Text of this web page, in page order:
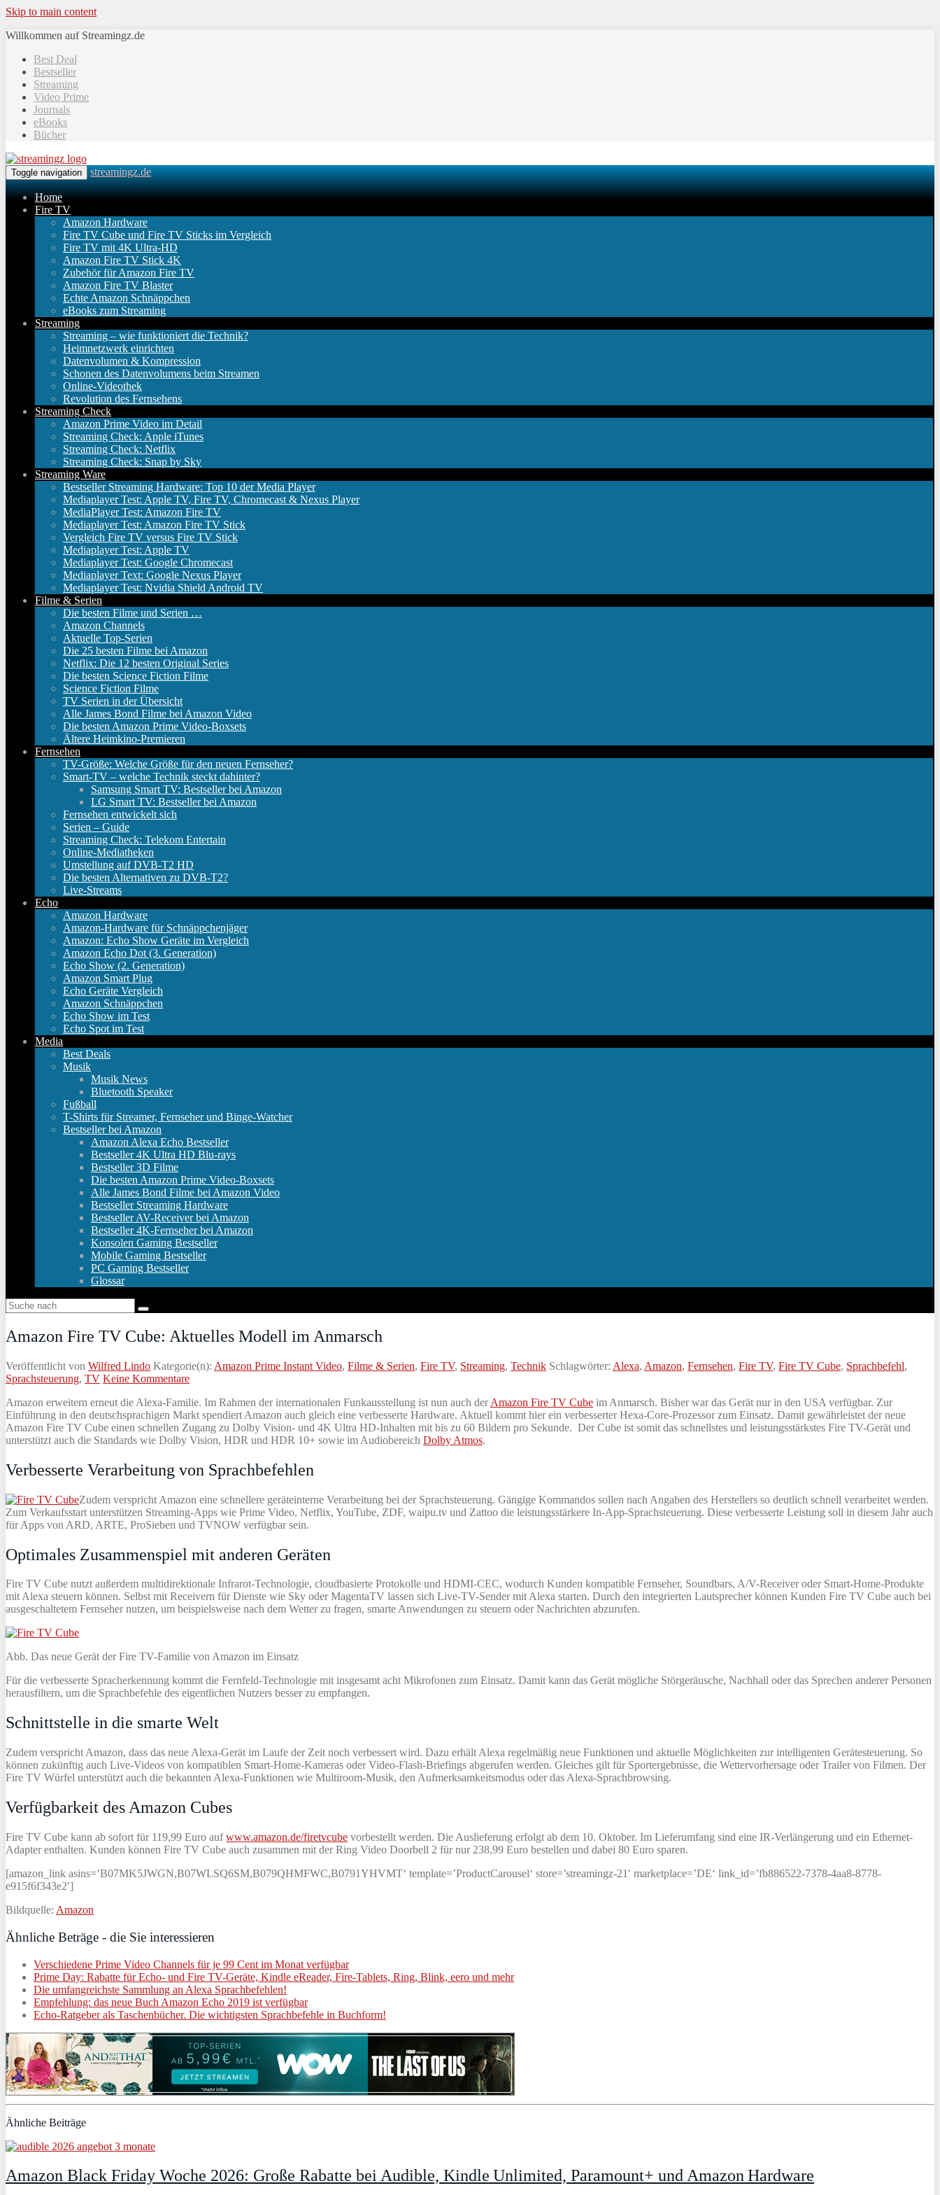
Skip to main content
Willkommen auf Streamingz.de
Best Deal
Bestseller
Streaming
Video Prime
Journals
eBooks
Bücher
Toggle navigation streamingz.de
Home
Fire TV
Amazon Hardware
Fire TV Cube und Fire TV Sticks im Vergleich
Fire TV mit 4K Ultra-HD
Amazon Fire TV Stick 4K
Zubehör für Amazon Fire TV
Amazon Fire TV Blaster
Echte Amazon Schnäppchen
eBooks zum Streaming
Streaming
Streaming – wie funktioniert die Technik?
Heimnetzwerk einrichten
Datenvolumen & Kompression
Schonen des Datenvolumens beim Streamen
Online-Videothek
Revolution des Fernsehens
Streaming Check
Amazon Prime Video im Detail
Streaming Check: Apple iTunes
Streaming Check: Netflix
Streaming Check: Snap by Sky
Streaming Ware
Bestseller Streaming Hardware: Top 10 der Media Player
Mediaplayer Test: Apple TV, Fire TV, Chromecast & Nexus Player
MediaPlayer Test: Amazon Fire TV
Mediaplayer Test: Amazon Fire TV Stick
Vergleich Fire TV versus Fire TV Stick
Mediaplayer Test: Apple TV
Mediaplayer Test: Google Chromecast
Mediaplayer Text: Google Nexus Player
Mediaplayer Test: Nvidia Shield Android TV
Filme & Serien
Die besten Filme und Serien …
Amazon Channels
Aktuelle Top-Serien
Die 25 besten Filme bei Amazon
Netflix: Die 12 besten Original Series
Die besten Science Fiction Filme
Science Fiction Filme
TV Serien in der Übersicht
Alle James Bond Filme bei Amazon Video
Die besten Amazon Prime Video-Boxsets
Ältere Heimkino-Premieren
Fernsehen
TV-Größe: Welche Größe für den neuen Fernseher?
Smart-TV – welche Technik steckt dahinter?
Samsung Smart TV: Bestseller bei Amazon
LG Smart TV: Bestseller bei Amazon
Fernsehen entwickelt sich
Serien – Guide
Streaming Check: Telekom Entertain
Online-Mediatheken
Umstellung auf DVB-T2 HD
Die besten Alternativen zu DVB-T2?
Live-Streams
Echo
Amazon Hardware
Amazon-Hardware für Schnäppchenjäger
Amazon: Echo Show Geräte im Vergleich
Amazon Echo Dot (3. Generation)
Echo Show (2. Generation)
Amazon Smart Plug
Echo Geräte Vergleich
Amazon Schnäppchen
Echo Show im Test
Echo Spot im Test
Media
Best Deals
Musik
Musik News
Bluetooth Speaker
Fußball
T-Shirts für Streamer, Fernseher und Binge-Watcher
Bestseller bei Amazon
Amazon Alexa Echo Bestseller
Bestseller 4K Ultra HD Blu-rays
Bestseller 3D Filme
Die besten Amazon Prime Video-Boxsets
Alle James Bond Filme bei Amazon Video
Bestseller Streaming Hardware
Bestseller AV-Receiver bei Amazon
Bestseller 4K-Fernseher bei Amazon
Konsolen Gaming Bestseller
Mobile Gaming Bestseller
PC Gaming Bestseller
Glossar
Amazon Fire TV Cube: Aktuelles Modell im Anmarsch
Veröffentlicht von Wilfred Lindo Kategorie(n): Amazon Prime Instant Video, Filme & Serien, Fire TV, Streaming, Technik Schlagwörter: Alexa, Amazon, Fernsehen, Fire TV, Fire TV Cube, Sprachbefehl,
Sprachsteuerung, TV Keine Kommentare
Amazon erweitern erneut die Alexa-Familie. Im Rahmen der internationalen Funkausstellung ist nun auch derAmazon Fire TV Cube im Anmarsch. Bisher war das Gerät nur in den USA verfügbar. Zur
Einführung in den deutschsprachigen Markt spendiert Amazon auch gleich eine verbesserte Hardware. Aktuell kommt hier ein verbesserter Hexa-Core-Prozessor zum Einsatz. Damit gewährleistet der neue
Amazon Fire TV Cube einen schnellen Zugang zu Dolby Vision- und 4K Ultra HD-Inhalten mit bis zu 60 Bildern pro Sekunde. Der Cube ist somit das schnellstes und leistungsstärkstes Fire TV-Gerät und
unterstützt auch die Standards wie Dolby Vision, HDR und HDR 10+ sowie im Audiobereich Dolby Atmos.
Verbesserte Verarbeitung von Sprachbefehlen
Zudem verspricht Amazon eine schnellere geräteinterne Verarbeitung bei der Sprachsteuerung. Gängige Kommandos sollen nach Angaben des Herstellers so deutlich schnell verarbeitet werden.
Zum Verkaufsstart unterstützen Streaming-Apps wie Prime Video, Netflix, YouTube, ZDF, waipu.tv und Zattoo die leistungsstärkere In-App-Sprachsteuerung. Diese verbesserte Leistung soll in diesem Jahr auch
für Apps von ARD, ARTE, ProSieben und TVNOW verfügbar sein.
Optimales Zusammenspiel mit anderen Geräten
Fire TV Cube nutzt außerdem multidirektionale Infrarot-Technologie, cloudbasierte Protokolle und HDMI-CEC, wodurch Kunden kompatible Fernseher, Soundbars, A/V-Receiver oder Smart-Home-Produkte
mit Alexa steuern können. Selbst mit Receivern für Dienste wie Sky oder MagentaTV lassen sich Live-TV-Sender mit Alexa starten. Durch den integrierten Lautsprecher können Kunden Fire TV Cube auch bei
ausgeschaltetem Fernseher nutzen, um beispielsweise nach dem Wetter zu fragen, smarte Anwendungen zu steuern oder Nachrichten abzurufen.
Abb. Das neue Gerät der Fire TV-Familie von Amazon im Einsatz
Für die verbesserte Spracherkennung kommt die Fernfeld-Technologie mit insgesamt acht Mikrofonen zum Einsatz. Damit kann das Gerät mögliche Störgeräusche, Nachhall oder das Sprechen anderer Personen
herausfiltern, um die Sprachbefehle des eigentlichen Nutzers besser zu empfangen.
Schnittstelle in die smarte Welt
Zudem verspricht Amazon, dass das neue Alexa-Gerät im Laufe der Zeit noch verbessert wird. Dazu erhält Alexa regelmäßig neue Funktionen und aktuelle Möglichkeiten zur intelligenten Gerätesteuerung. So
können zukünftig auch Live-Videos von kompatiblen Smart-Home-Kameras oder Video-Flash-Briefings abgerufen werden. Gleiches gilt für Sportergebnisse, die Wettervorhersage oder Trailer von Filmen. Der
Fire TV Würfel unterstützt auch die bekannten Alexa-Funktionen wie Multiroom-Musik, den Aufmerksamkeitsmodus oder das Alexa-Sprachbrowsing.
Verfügbarkeit des Amazon Cubes
Fire TV Cube kann ab sofort für 119,99 Euro aufwww.amazon.de/firetvcube vorbestellt werden. Die Auslieferung erfolgt ab dem 10. Oktober. Im Lieferumfang sind eine IR-Verlängerung und ein Ethernet-
Adapter enthalten. Kunden können Fire TV Cube auch zusammen mit der Ring Video Doorbell 2 für nur 238,99 Euro bestellen und dabei 80 Euro sparen.
[amazon_link asins=’B07MK5JWGN,B07WLSQ6SM,B079QHMFWC,B0791YHVMT‘ template=’ProductCarousel‘ store=’streamingz-21′ marketplace=’DE‘ link_id=’fb886522-7378-4aa8-8778-
e915f6f343e2′]
Bildquelle: Amazon
Ähnliche Beträge - die Sie interessieren
Verschiedene Prime Video Channels für je 99 Cent im Monat verfügbar
Prime Day: Rabatte für Echo- und Fire TV-Geräte, Kindle eReader, Fire-Tablets, Ring, Blink, eero und mehr
Die umfangreichste Sammlung an Alexa Sprachbefehlen!
Empfehlung: das neue Buch Amazon Echo 2019 ist verfügbar
Echo-Ratgeber als Taschenbücher. Die wichtigsten Sprachbefehle in Buchform!
Ähnliche Beiträge
Amazon Black Friday Woche 2026: Große Rabatte bei Audible, Kindle Unlimited, Paramount+ und Amazon Hardware